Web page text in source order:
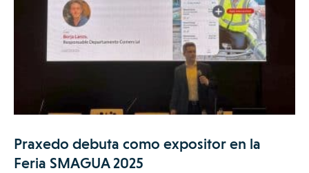
Praxedo debuta como expositor en la
Feria SMAGUA 2025